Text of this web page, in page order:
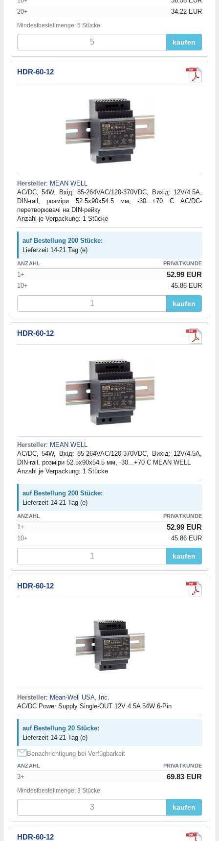
20+
34.22 EUR
Mindestbestellmenge: 5 Stücke
kaufen
HDR-60-12
Hersteller: MEAN WELL
AC/DC, 54W, Вхід: 85-264VAC/120-370VDC, Вихід: 12V/4.5А,
DIN-rail, розміри 52.5х90х54.5 мм, -30...+70 С AC/DC-
перетворювачі на DIN-рейку
Anzahl je Verpackung: 1 Stücke
auf Bestellung 200 Stücke:
Lieferzeit 14-21 Tag (e)
ANZAHL PRIVATKUNDE
1+ 52.99 EUR
10+ 45.86 EUR
kaufen
HDR-60-12
Hersteller: MEAN WELL
AC/DC, 54W, Вхід: 85-264VAC/120-370VDC, Вихід: 12V/4.5А,
DIN-rail, розміри 52.5х90х54.5 мм, -30...+70 С MEAN WELL
Anzahl je Verpackung: 1 Stücke
auf Bestellung 200 Stücke:
Lieferzeit 14-21 Tag (e)
ANZAHL PRIVATKUNDE
1+ 52.99 EUR
10+ 45.86 EUR
kaufen
HDR-60-12
Hersteller: Mean-Well USA, Inc.
AC/DC Power Supply Single-OUT 12V 4.5A 54W 6-Pin
auf Bestellung 20 Stücke:
Lieferzeit 14-21 Tag (e)
Benachrichtigung bei Verfügbarkeit
ANZAHL PRIVATKUNDE
3+ 69.83 EUR
Mindestbestellmenge: 3 Stücke
kaufen
HDR-60-12